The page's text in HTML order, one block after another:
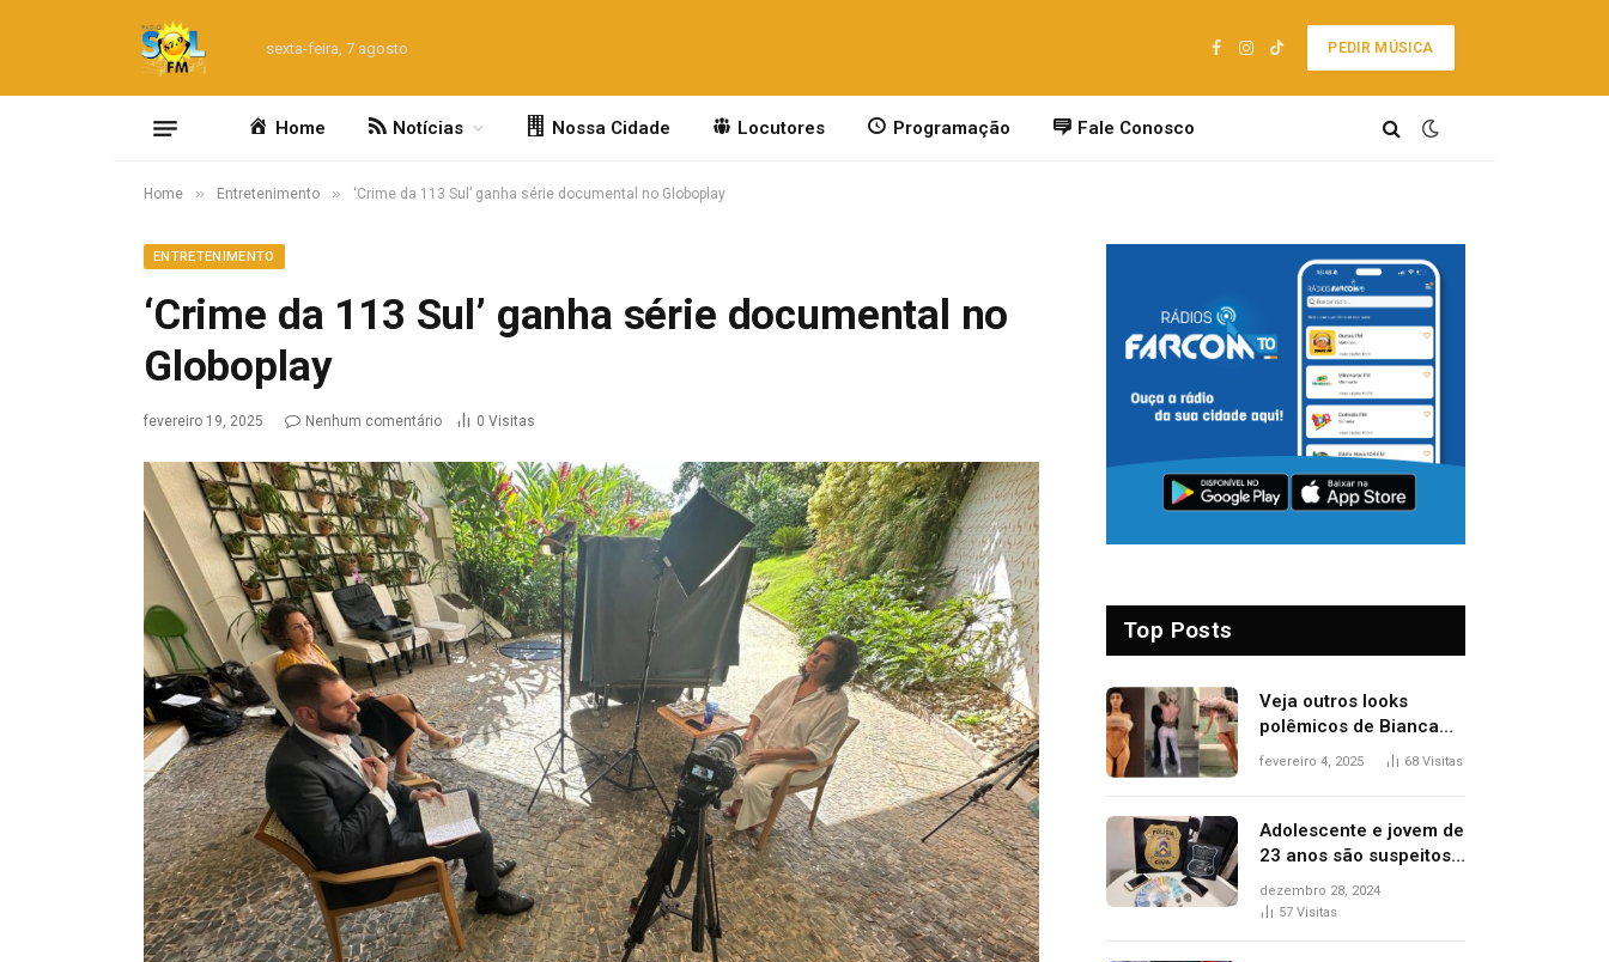
sexta-feira, 7 agosto
Facebook
Instagram
TikTok
PEDIR MÚSICA
Home Notícias Nossa Cidade Locutores Programação Fale Conosco
Home » Entretenimento » ‘Crime da 113 Sul’ ganha série documental no Globoplay
ENTRETENIMENTO
‘Crime da 113 Sul’ ganha série documental no
Globoplay
fevereiro 19, 2025 Nenhum comentário 0 Visitas
Top Posts
Veja outros looks
polêmicos de Bianca
Censori, esposa de
Grammy 2025
fevereiro 4, 2025 68 Visitas
Adolescente e jovem de
23 anos são suspeitos
de vender drogas
próximo de delegacia e
dezembro 28, 2024
57 Visitas